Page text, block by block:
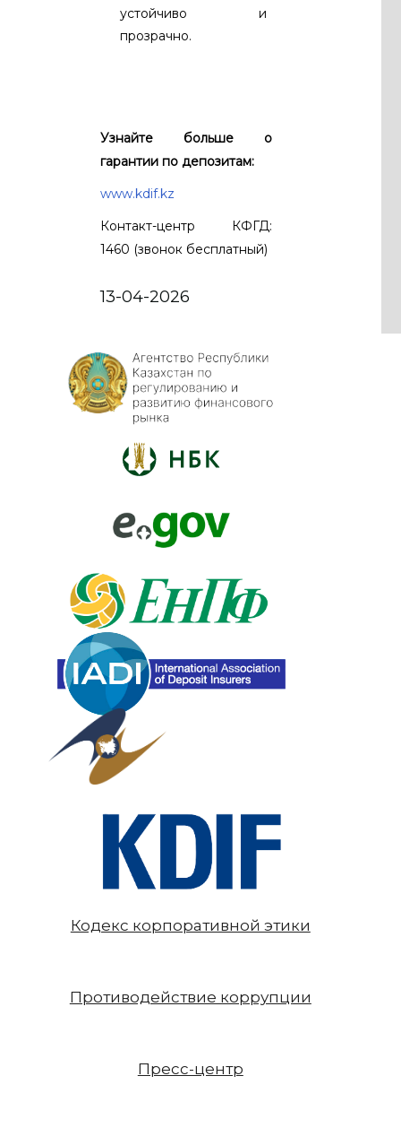
устойчиво и
прозрачно.
Узнайте больше о
гарантии по депозитам:
www.kdif.kz
Контакт-центр КФГД:
1460 (звонок бесплатный)
13-04-2026
Кодекс корпоративной этики
Противодействие коррупции
Пресс-центр